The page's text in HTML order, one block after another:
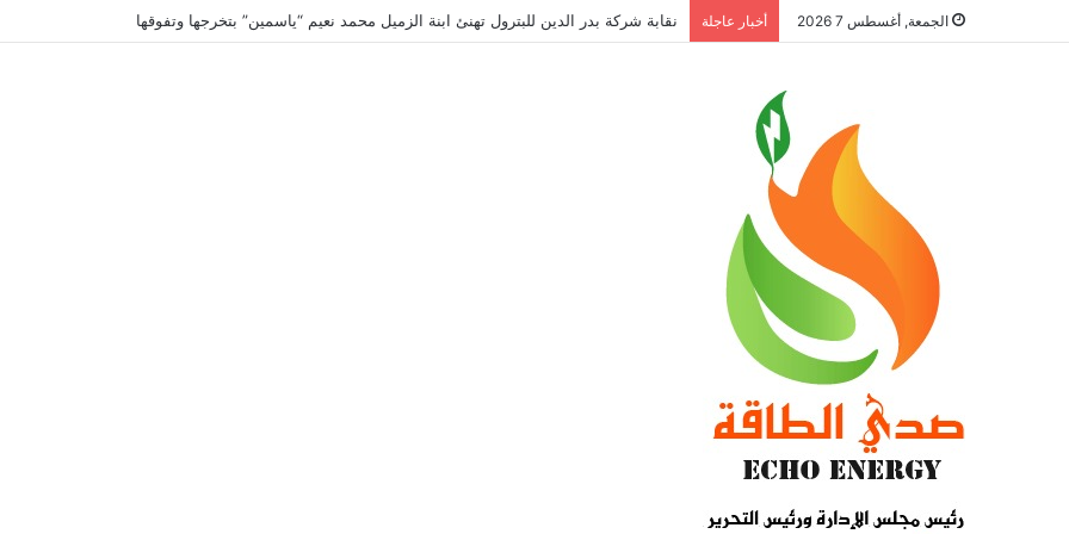
الجمعة, أغسطس 7 2026 أخبار عاجلة نقابة شركة بدر الدين للبترول تهنئ ابنة الزميل محمد نعيم “ياسمين” بتخرجها وتفوقها